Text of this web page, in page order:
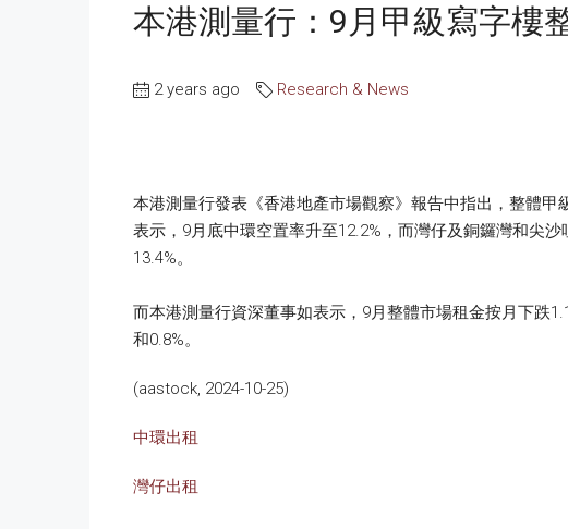
本港測量行：9月甲級寫字樓
2 years ago Research & News
本港測量行發表《香港地產市場觀察》報告中指出，整體
表示，9月底中環空置率升至12.2%，而灣仔及銅鑼灣和尖
13.4%。
而本港測量行資深董事如表示，9月整體市場租金按月下跌
和0.8%。
(aastock, 2024-10-25)
中環出租
灣仔出租